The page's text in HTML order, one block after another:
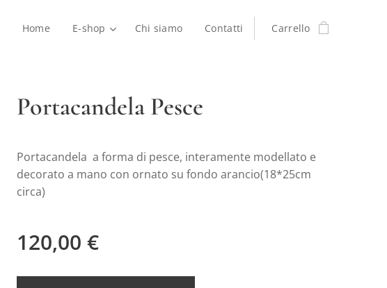
Home E-shop Chi siamo Contatti Carrello
Portacandela Pesce
Portacandela a forma di pesce, interamente modellato e
decorato a mano con ornato su fondo arancio(18*25cm
circa)
120,00 €